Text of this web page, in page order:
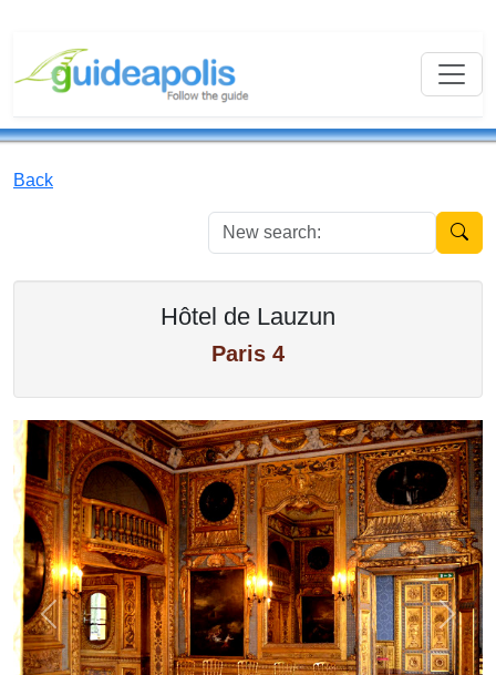
Back
New
Hôtel de Lauzun
Paris 4
Previous Next